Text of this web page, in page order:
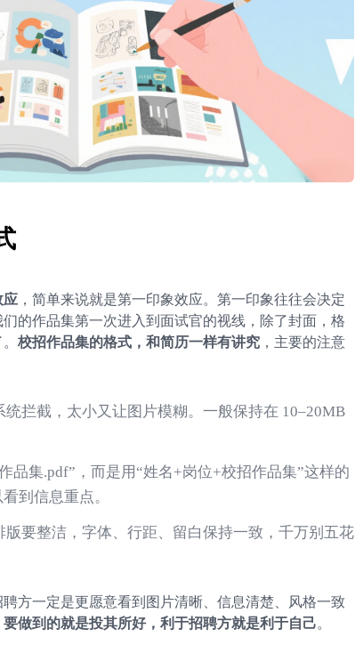
应 ，简单来说就是第一印象效应。第一印象往往会决定
的作品集第一次进入到面试官的视线，除了封面，格
校招作品集的格式，和简历一样有讲究 ，主要的注意
统拦截，太小又让图片模糊。一般保持在 10–20MB
品集.pdf”，而是用“姓名+岗位+校招作品集”这样的
到信息重点。
版要整洁，字体、行距、留白保持一致，千万别五花
方一定是更愿意看到图片清晰、信息清楚、风格一致
做到的就是投其所好，利于招聘方就是利于自己。